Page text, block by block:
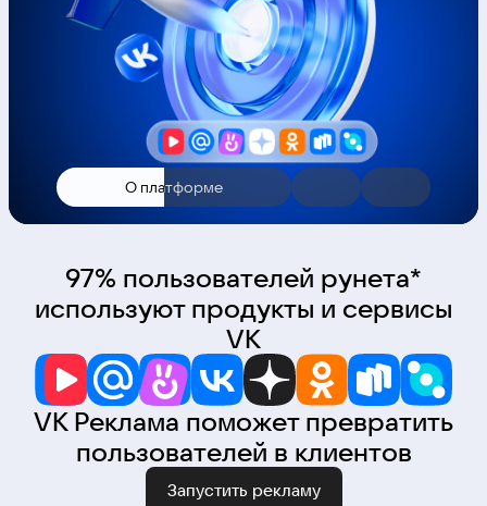
О платформе
97% пользователей рунета*
используют продукты и сервисы
VK
VK Реклама поможет превратить
пользователей в клиентов
Запустить рекламу